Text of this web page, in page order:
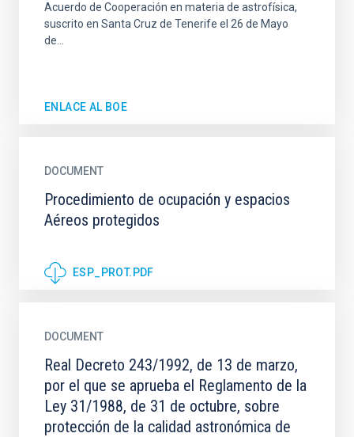
Acuerdo de Cooperación en materia de astrofísica,
suscrito en Santa Cruz de Tenerife el 26 de Mayo
de...
ENLACE AL BOE
DOCUMENT
Procedimiento de ocupación y espacios
Aéreos protegidos
ESP_PROT.PDF
DOCUMENT
Real Decreto 243/1992, de 13 de marzo,
por el que se aprueba el Reglamento de la
Ley 31/1988, de 31 de octubre, sobre
protección de la calidad astronómica de